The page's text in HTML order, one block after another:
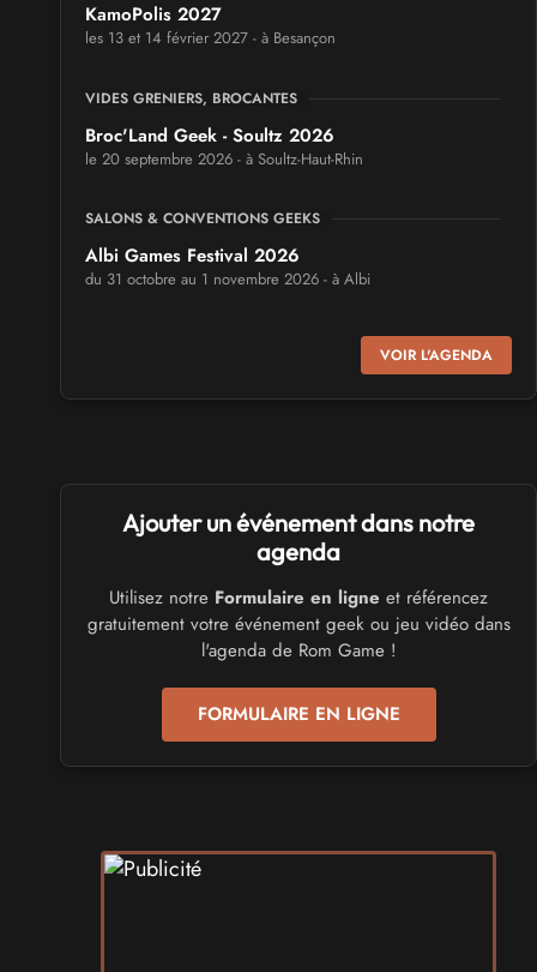
KamoPolis 2027
les 13 et 14 février 2027 - à Besançon
VIDES GRENIERS, BROCANTES
Broc'Land Geek - Soultz 2026
le 20 septembre 2026 - à Soultz-Haut-Rhin
SALONS & CONVENTIONS GEEKS
Albi Games Festival 2026
du 31 octobre au 1 novembre 2026 - à Albi
Virtual Calais - salon du jeu vidéo et des loisirs
numériques 2026
SALONS & CONVENTIONS GEEKS
Trolls et Légendes 2027
du 26 au 28 mars 2027 - à Mons
CULTURE JAPONAISE ET OTAKU
Mang'Azur 2027
les 24 et 25 avril 2027 - à Toulon
SALONS & CONVENTIONS GEEKS
Play Azur Festival 2027
SALONS & CONVENTIONS GEEKS
Art To Play 2026
VOIR L'AGENDA
Ajouter un événement dans notre
agenda
Utilisez notre Formulaire en ligne et référencez
gratuitement votre événement geek ou jeu vidéo dans
l'agenda de Rom Game !
FORMULAIRE EN LIGNE